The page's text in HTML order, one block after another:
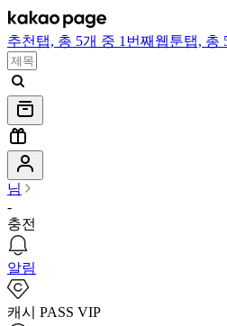
추천 탭, 총 5개 중 1번째 웹툰탭, 총
님
-
충전
알림
캐시 PASS VIP